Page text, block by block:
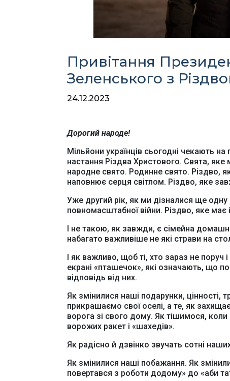
Привітання
Зеленського з
24.12.2023
Дорогий народе!
Мільйони українців сьогодні чекають
настання Різдва Христового. Свята, яке
народне свято. Родинне свято. Різдво,
наповнює серця світлом. Різдво, яке
Уже другий рік, як ми дізналися ще
повномасштабної війни. Різдво, яке має
І не такою, як завжди, є сімейна
набагато важливіше не які страви на
І як важливо, щоб ті, хто зараз не поруч
екрані «пташечок», які означають, що
відповідь від них.
Як змінилися наші подарунки, цінності,
прикрашаємо свої оселі, а те, як
ворога зі свого дому. Як тішимося,
ворожих ракет і «шахедів».
Як радісно й дзвінко звучать сотні
Як змінилися наші побажання. Як
повертався з роботи додому» до «аби